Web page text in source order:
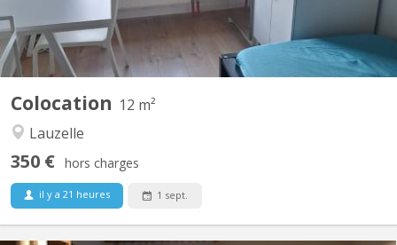
Colocation 12 m²
Lauzelle
350 € hors charges
il y a 21 heures 1 sept.